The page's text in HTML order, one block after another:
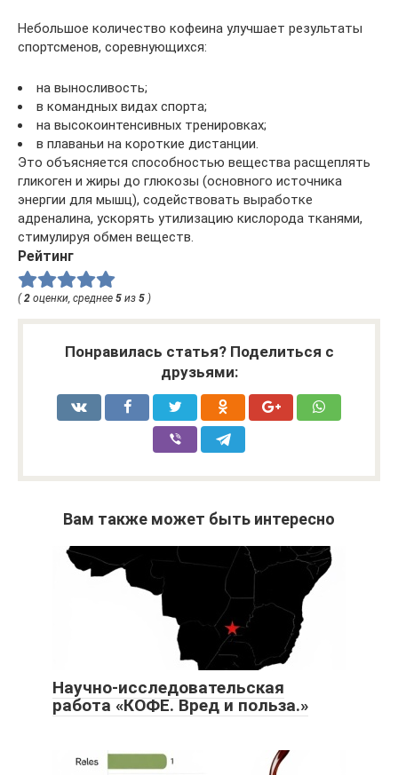
Небольшое количество кофеина улучшает результаты
спортсменов, соревнующихся:
на выносливость;
в командных видах спорта;
на высокоинтенсивных тренировках;
в плаваньи на короткие дистанции.
Это объясняется способностью вещества расщеплять
гликоген и жиры до глюкозы (основного источника
энергии для мышц), содействовать выработке
адреналина, ускорять утилизацию кислорода тканями,
стимулируя обмен веществ.
Рейтинг
(2 оценки, среднее 5 из 5 )
Понравилась статья? Поделиться с
друзьями:
Вам также может быть интересно
Научно-исследовательская
работа «КОФЕ. Вред и польза.»